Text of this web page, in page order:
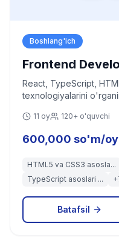
Boshlang'ich
Frontend
React, TypeScript,
texnologiyalarini
11 oy 120+ o'quvchi
600,000 so'm/oy
HTML5 va CSS3 asosla...
TypeScript asoslari ...
+
Batafsil